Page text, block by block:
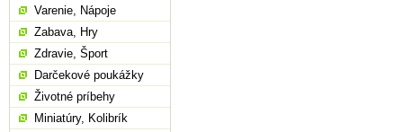
Varenie, Nápoje
Zabava, Hry
Zdravie, Šport
Darčekové poukážky
Životné príbehy
Miniatúry, Kolibrík